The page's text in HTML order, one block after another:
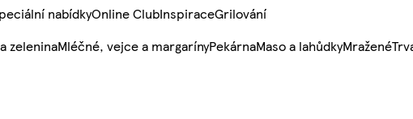
nabídkyOnline ClubInspiraceGrilování
zeleninaMléčné, vejce a margarínyPekárnaMaso a lahůdkyMražené